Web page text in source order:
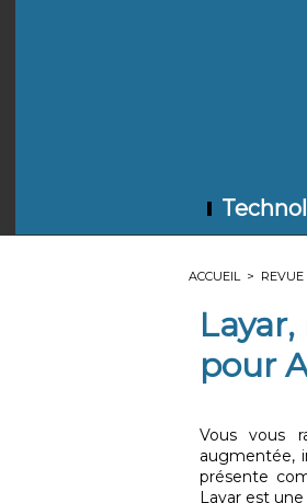
ACCUEIL >
pour
Vous vous
augmentée,
présente
Layar est